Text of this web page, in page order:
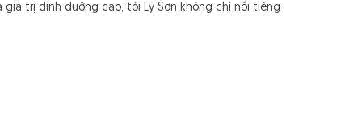
trị dinh dưỡng cao, tỏi Lý Sơn không chỉ nổi tiếng